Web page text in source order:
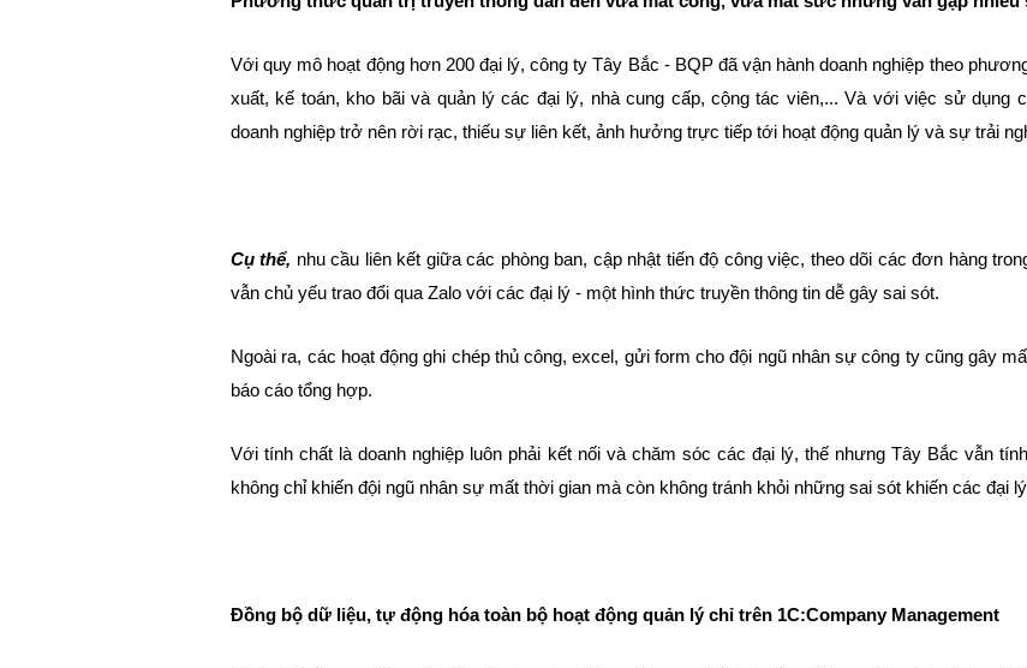
Với quy mô hoạt động hơn 200 đại lý, công ty Tây Bắc - BQP đã vận hành doanh nghiệp theo
xuất, kế toán, kho bãi và quản lý các đại lý, nhà cung cấp, cộng tác viên,... Và với việc sử dụng
doanh nghiệp trở nên rời rạc, thiếu sự liên kết, ảnh hưởng trực tiếp tới hoạt động quản lý và sự trải
Cụ thể, nhu cầu liên kết giữa các phòng ban, cập nhật tiến độ công việc, theo dõi các đơn hàng
vẫn chủ yếu trao đổi qua Zalo với các đại lý - một hình thức truyền thông tin dễ gây sai sót.
Ngoài ra, các hoạt động ghi chép thủ công, excel, gửi form cho đội ngũ nhân sự công ty cũng gây
báo cáo tổng hợp.
Với tính chất là doanh nghiệp luôn phải kết nối và chăm sóc các đại lý, thế nhưng Tây Bắc vẫn
không chỉ khiến đội ngũ nhân sự mất thời gian mà còn không tránh khỏi những sai sót khiến các đại
Đồng bộ dữ liệu, tự động hóa toàn bộ hoạt động quản lý chỉ trên 1C:Company Management